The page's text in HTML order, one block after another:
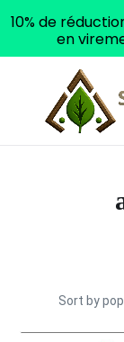
10% de
en